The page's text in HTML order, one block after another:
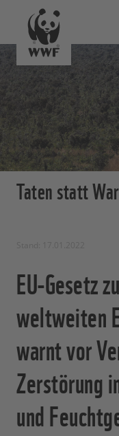
Taten statt
EU-Gesetz
weltweiten
warnt vor
Zerstörung
und